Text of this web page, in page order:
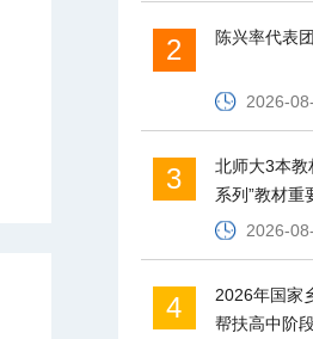
2 陈兴率代表
2026-
3
北师大3本教
系列”教材重
2026-
4
2026年国家
帮扶高中阶